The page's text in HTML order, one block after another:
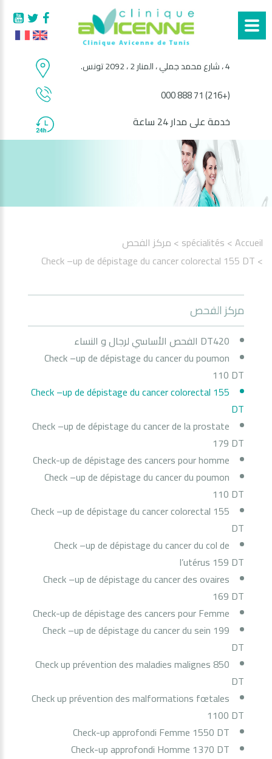
4 ، شارع محمد جملي ، المنار 2 ، 2092 تونس.
(+216) 71 888 000
خدمة على مدار 24 ساعة
Accueil
> spécialités
> مركز الفحص
> Check –up de dépistage du cancer colorectal 155 DT
مركز الفحص
DT420 الفحص الأساسي لرجال و النساء
Check –up de dépistage du cancer du poumon
110 DT
Check –up de dépistage du cancer colorectal 155
DT
Check –up de dépistage du cancer de la prostate
179 DT
Check-up de dépistage des cancers pour homme
Check –up de dépistage du cancer du poumon
110 DT
Check –up de dépistage du cancer colorectal 155
DT
Check –up de dépistage du cancer du col de
l’utérus 159 DT
Check –up de dépistage du cancer des ovaires
169 DT
Check-up de dépistage des cancers pour Femme
Check –up de dépistage du cancer du sein 199
DT
Check up prévention des maladies malignes 850
DT
Check up prévention des malformations fœtales
1100 DT
Check-up approfondi Femme 1550 DT
Check-up approfondi Homme 1370 DT